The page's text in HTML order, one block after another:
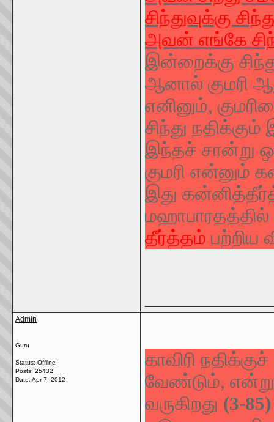
சிந்துவுக்கு
அவன் எங்கே
இன்றைக்கு
ஆனால் குமரி
எனினும்,
சிந்து
இந்தச் சான்று
குமரி என்னும்
இது
தீர்த்தம் பற்றிய
Admin
Guru
Status: Offline
Posts: 25432
Date: Apr 7, 2012
காவிரி
வேண்டும், என்று
வருகிறது (3-85)